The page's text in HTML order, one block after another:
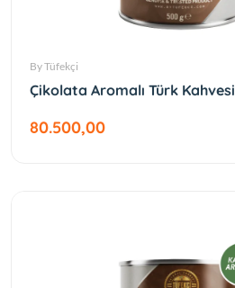
By Tüfekçi
Çikolata Aromalı Türk Kahvesi
80.500,00